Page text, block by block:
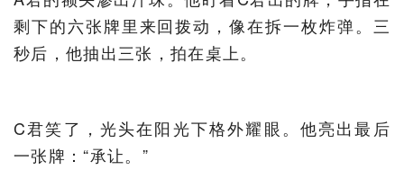
剩下的六张牌里来回拨动，像在拆一枚炸弹。三
秒后，他抽出三张，拍在桌上。
C君笑了，光头在阳光下格外耀眼。他亮出最后
一张牌：“承让。”